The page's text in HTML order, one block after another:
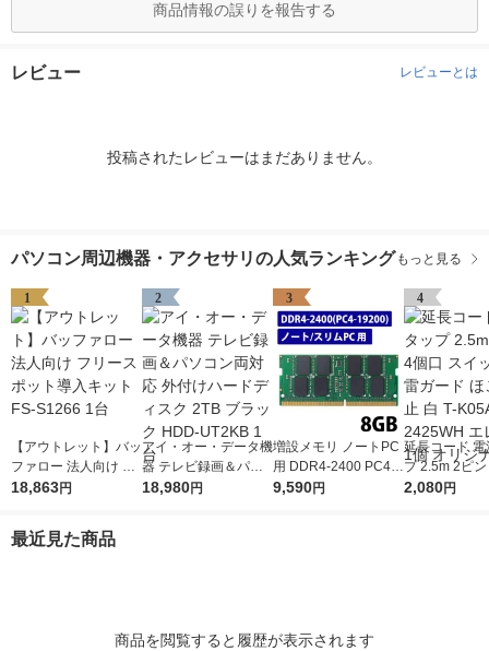
商品情報の誤りを報告する
レビュー レビューとは
投稿されたレビューはまだありません。
パソコン周辺機器・アクセサリの人気ランキング もっと見る
1
【アウトレット】バッ
ファロー 法人向け フ
リースポット導入キッ
18,863円
2
アイ・オー・データ機
器 テレビ録画＆パソ
コン両対応 外付けハ
18,980円
3
増設メモリ ノートPC
用 DDR4-2400 PC4-1
9200 8GB S.O.DIMM
9,590円
4
延長コード 電
プ 2.5m 2ピ
スイッチ付 雷
2,080円
最近見た商品
商品を閲覧すると履歴が表示されます